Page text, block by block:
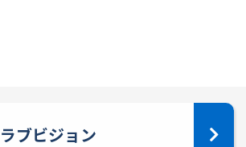
ブビジョン